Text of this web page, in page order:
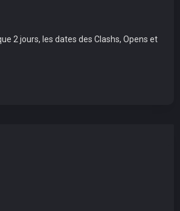
2 jours, les dates des Clashs, Opens et